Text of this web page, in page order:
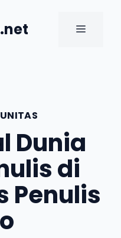
MENU
Dunia
di
Penulis